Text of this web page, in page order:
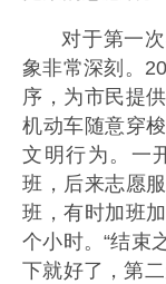
对于第一
象非常深刻。
序，为市民提
机动车随意穿
文明行为。一
班，后来志愿
班，有时加班
个小时。“结束
下就好了，第